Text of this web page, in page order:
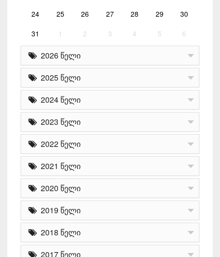
24 25 26 27 28 29 30
31 1 2 3 4 5 6
2026 წელი
2025 წელი
2024 წელი
2023 წელი
2022 წელი
2021 წელი
2020 წელი
2019 წელი
2018 წელი
2017 წელი